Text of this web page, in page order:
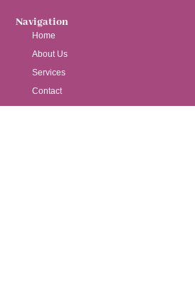
Navigation
Home
About Us
Services
Contact